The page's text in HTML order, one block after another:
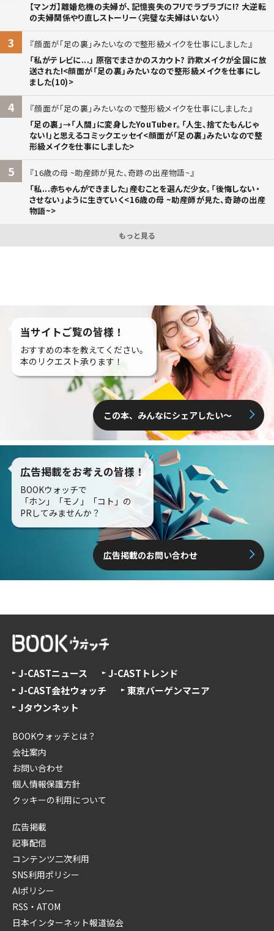
【マンガ】離婚危機の夫婦が、記憶喪失のフリでラブラブに!? 大逆転
の夫婦関係やり直しストーリー〈完璧な夫婦はいない〉
3
顔面が「足の裏」みたいなので整形級メイクを仕事にしました
「私がテレビに...」 原宿でまさかのスカウト? 詐欺メイクが全国に放
送された!<顔面が「足の裏」みたいなので整形級メイクを仕事にし
ました(10)>
4
顔面が「足の裏」みたいなので整形級メイクを仕事にしました
「足の裏」→「人間」に変身したYouTuber。「人生、捨てたもんじゃ
ない!」と思えるコミックエッセイ<顔面が「足の裏」みたいなので整
形級メイクを仕事にしました>
5
16歳の母 ~助産師が見た、奇跡の出産物語~
「私...赤ちゃんができました」――産むことを選んだ少女。「後悔しない・
させない」ように生きていく<16歳の母 ~助産師が見た、奇跡の出産
物語~>
もっと見る
当サイトご覧の皆様！
おすすめの本を教えてください。
本のリクエスト承ります！
この本、みんなにシェアしたい〜
広告掲載をお考えの皆様！
BOOKウォッチで
「ホン」「モノ」「コト」の
PRしてみませんか？
広告掲載のお問い合わせ
J-CASTニュース
J-CASTトレンド
J-CAST会社ウォッチ
東京バーゲンマニア
Jタウンネット
BOOKウォッチとは？
会社案内
お問い合わせ
個人情報保護方針
クッキーの利用について
広告掲載
記事配信
コンテンツ二次利用
SNS利用ポリシー
AIポリシー
RSS・ATOM
日本インターネット報道協会